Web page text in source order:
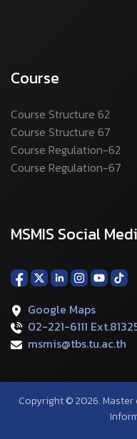
Course
Course Structure 62
Course Structure 67
Course Regulation-62
Course Regulation-67
MSMIS Social
Google Maps
02-221-6111
msmis@tbs.tu.ac.th
Copyright © 2026.